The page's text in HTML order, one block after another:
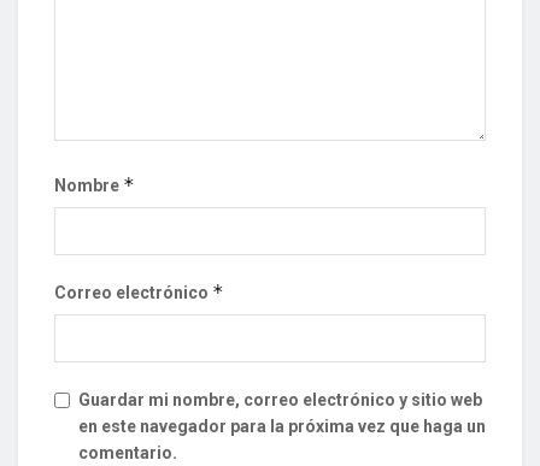
Nombre *
Correo electrónico *
Guardar mi nombre, correo electrónico y sitio web
en este navegador para la próxima vez que haga un
comentario.